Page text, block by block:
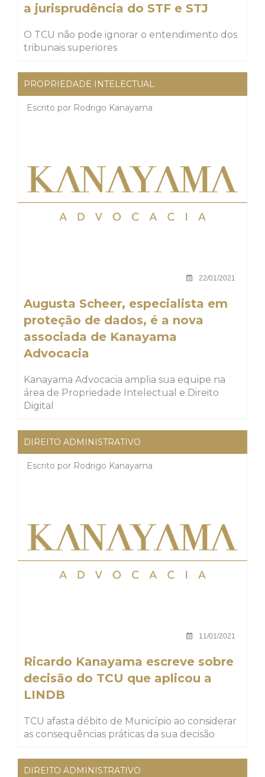
a jurisprudência do STF e STJ
O TCU não pode ignorar o entendimento dos
tribunais superiores
PROPRIEDADE INTELECTUAL
Escrito por Rodrigo Kanayama
22/01/2021
Augusta Scheer, especialista em
proteção de dados, é a nova
associada de Kanayama
Advocacia
Kanayama Advocacia amplia sua equipe na
área de Propriedade Intelectual e Direito
Digital
DIREITO ADMINISTRATIVO
Escrito por Rodrigo Kanayama
11/01/2021
Ricardo Kanayama escreve sobre
decisão do TCU que aplicou a
LINDB
TCU afasta débito de Município ao considerar
as consequências práticas da sua decisão
DIREITO ADMINISTRATIVO